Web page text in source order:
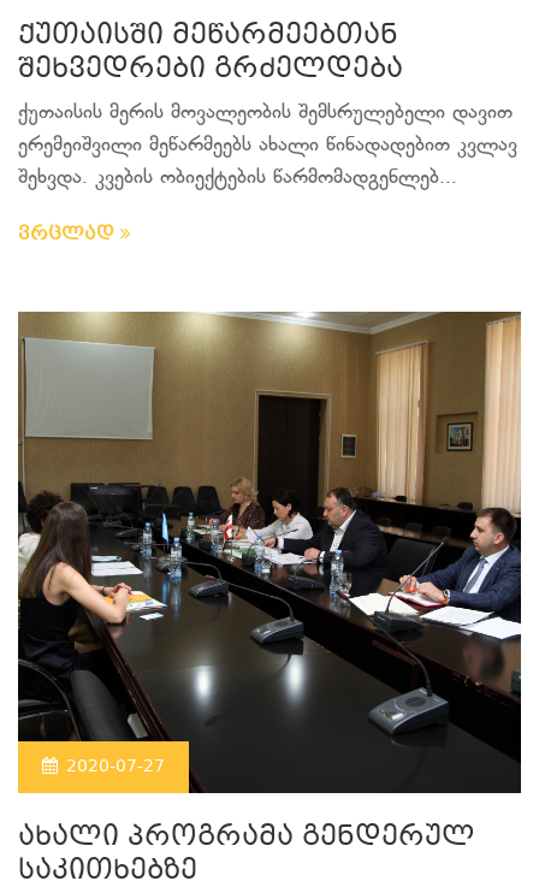
ქუთაისში მეწარმეებთან
შეხვედრები გრძელდება
ქუთაისის მერის მოვალეობის შემსრულებელი დავით
ერემეიშვილი მეწარმეებს ახალი წინადადებით კვლავ
შეხვდა. კვების ობიექტების წარმომადგენლებ...
ვრცლად
2020-07-27
ახალი პროგრამა გენდერულ
საკითხებზე